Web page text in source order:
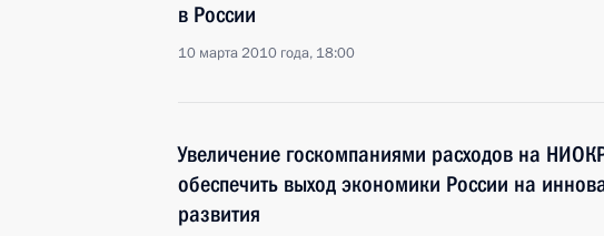
в России
10 марта 2010 года, 18:00
Увеличение госкомпаниями расходов на
обеспечить выход экономики России на
развития